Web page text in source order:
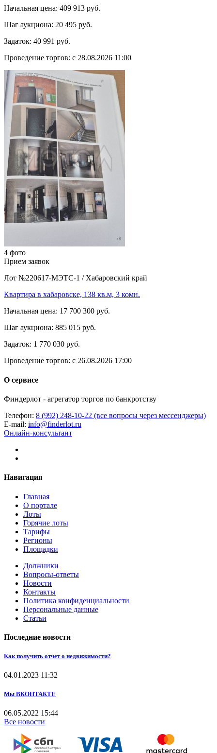
Начальная цена: 409 913 руб.
Шаг аукциона: 20 495 руб.
Задаток: 40 991 руб.
Проведение торгов: с 28.08.2026 11:00
4 фото
Прием заявок
Лот №220617-МЭТС-1 / Хабаровский край
Квартира в хабаровске, 138 кв.м, 3 комн.
Начальная цена: 17 700 300 руб.
Шаг аукциона: 885 015 руб.
Задаток: 1 770 030 руб.
Проведение торгов: с 26.08.2026 17:00
О сервисе
Финдерлот - агрегатор торгов по банкротству
Телефон: 8 (992) 248-10-22 (все вопросы через мессенджеры)
E-mail: info@finderlot.ru
Онлайн-консультант
Навигация
Главная
О портале
Лоты
Горячие лоты
Тарифы
Регионы
Площадки
Должники
Вопросы-ответы
Новости
Контакты
Политика конфиденциальности
Персональные данные
Статьи
Последние новости
Как получить отчет о недвижимости?
04.01.2023 11:32
Мы ВКОНТАКТЕ
06.05.2022 15:44
Все новости